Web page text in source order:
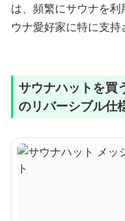
は、頻繁にサウナを
ウナ愛好家に特に支持
サウナハットを買
のリバーシブル仕